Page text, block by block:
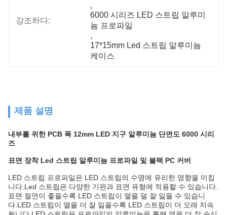
강조하다:
,
6000 시리즈 LED 스트립 알루미
늄 프로파일
,
17*15mm Led 스트립 알루미늄
케이스
제품 설명
내부를 위한 PCB 폭 12mm LED 지구 알루미늄 단면도 6000 시리
즈
표면 장착 Led 스트립 알루미늄 프로파일 및 블랙 PC 커버
LED 스트립 프로파일은 LED 스트립의 수명에 유리한 영향을 미칩
니다.Led 스트립은 다양한 기판과 표면 유형에 적용할 수 있습니다.
표면 절연이 좋을수록 LED 스트립이 열을 덜 잘 잃을 수 있습니
다.LED 스트립이 열을 더 잘 잃을수록 LED 스트립이 더 오래 지속